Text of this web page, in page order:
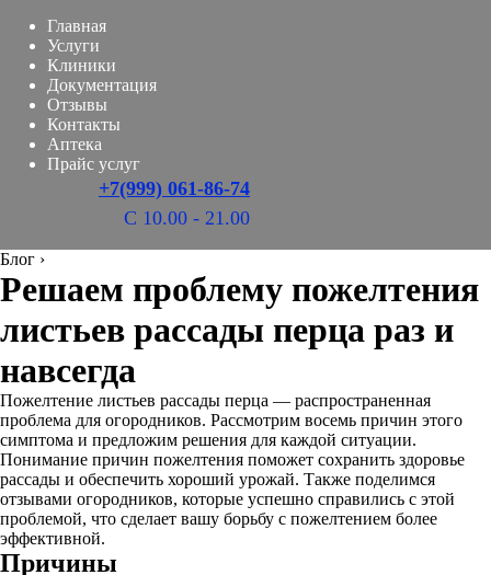
Главная
Услуги
Клиники
Документация
Отзывы
Контакты
Аптека
Прайс услуг
+7(999) 061-86-74
С 10.00 - 21.00
Блог ›
Решаем проблему пожелтения
листьев рассады перца раз и
навсегда
Пожелтение листьев рассады перца — распространенная
проблема для огородников. Рассмотрим восемь причин этого
симптома и предложим решения для каждой ситуации.
Понимание причин пожелтения поможет сохранить здоровье
рассады и обеспечить хороший урожай. Также поделимся
отзывами огородников, которые успешно справились с этой
проблемой, что сделает вашу борьбу с пожелтением более
эффективной.
Причины